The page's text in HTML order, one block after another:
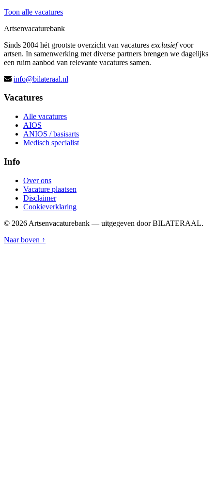
Toon alle vacatures
Artsenvacaturebank
Sinds 2004 hét grootste overzicht van vacatures exclusiefvoor
artsen. In samenwerking met diverse partners brengen we dagelijks
een ruim aanbod van relevante vacatures samen.
info@bilateraal.nl
Vacatures
Alle vacatures
AIOS
ANIOS / basisarts
Medisch specialist
Info
Over ons
Vacature plaatsen
Disclaimer
Cookieverklaring
© 2026 Artsenvacaturebank — uitgegeven door BILATERAAL.
Naar boven ↑